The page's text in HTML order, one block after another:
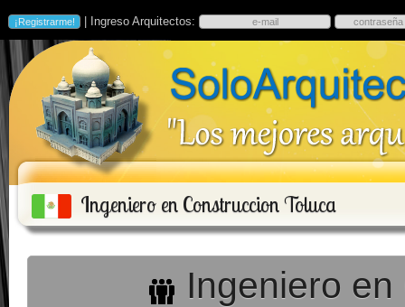
| Ingreso Arquitectos:
Ingeniero en Construccion Toluca
Ingeniero